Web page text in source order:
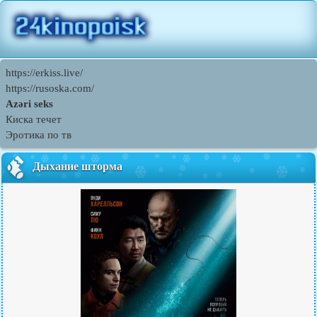
https://erkiss.live/
https://rusoska.com/
Azəri seks
Киска течет
Эротика по тв
Дыхание шторма